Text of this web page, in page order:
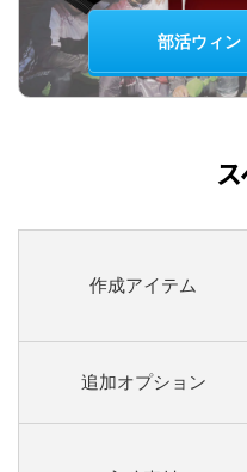
部活ウィン
作成アイテム
追加オプション